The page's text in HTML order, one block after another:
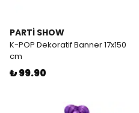
PARTİ SHOW
K-POP Dekoratif Banner 17x150
cm
₺ 99.90